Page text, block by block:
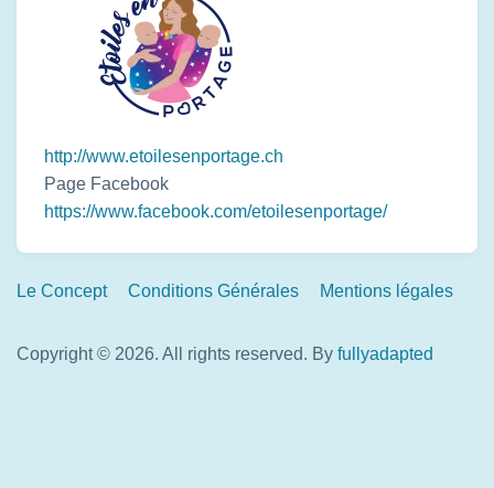
http://www.etoilesenportage.ch
Page Facebook
https://www.facebook.com/etoilesenportage/
Footer
Le Concept Conditions Générales Mentions légales
Copyright © 2026. All rights reserved. By fullyadapted